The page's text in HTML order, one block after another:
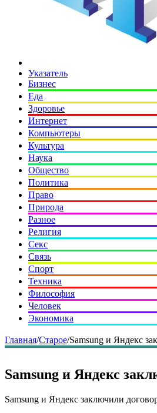
Указатель
Бизнес
Еда
Здоровье
Интернет
Компьютеры
Культура
Наука
Общество
Политика
Право
Природа
Разное
Религия
Секс
Связь
Спорт
Техника
Философия
Человек
Экономика
Главная/Старое/Samsung и Яндекс
Samsung и Яндекс
Samsung и Яндекс заключили